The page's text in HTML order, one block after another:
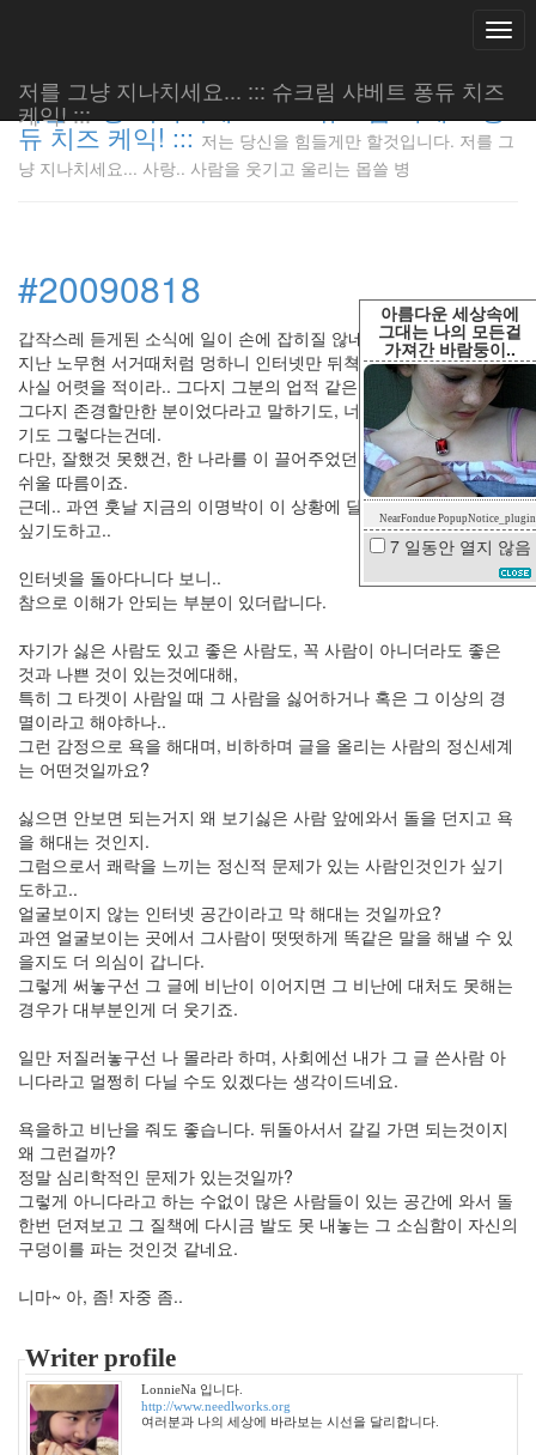
아름다운 세상속에
그대는 나의 모든걸
가져간 바람둥이..
NearFondue PopupNotice_plugin
7 일동안 열지 않음
저를 그냥 지나치세요... ::: 슈크림 샤베트 퐁듀 치즈
케익! :::
저를 그냥 지나치세요... ::: 슈크림 샤베트 퐁
듀 치즈 케익! ::: 저는 당신을 힘들게만 할것입니다. 저를 그
냥 지나치세요... 사랑.. 사람을 웃기고 울리는 몹쓸 병
#20090818
갑작스레 듣게된 소식에 일이 손에 잡히질 않네요.
지난 노무현 서거때처럼 멍하니 인터넷만 뒤쳑이고 있어요.
사실 어렷을 적이라.. 그다지 그분의 업적 같은건 잘 모릅니다.
그다지 존경할만한 분이었다라고 말하기도, 너무 안됐다라고 말하
기도 그렇다는건데.
다만, 잘했것 못했건, 한 나라를 이 끌어주었던 분이 떠났다는게 아
쉬울 따름이죠.
근데.. 과연 훗날 지금의 이명박이 이 상황에 달하면 기분은 어떨까
싶기도하고..
인터넷을 돌아다니다 보니..
참으로 이해가 안되는 부분이 있더랍니다.
자기가 싫은 사람도 있고 좋은 사람도, 꼭 사람이 아니더라도 좋은
것과 나쁜 것이 있는것에대해,
특히 그 타겟이 사람일 때 그 사람을 싫어하거나 혹은 그 이상의 경
멸이라고 해야하나..
그런 감정으로 욕을 해대며, 비하하며 글을 올리는 사람의 정신세계
는 어떤것일까요?
싫으면 안보면 되는거지 왜 보기싫은 사람 앞에와서 돌을 던지고 욕
을 해대는 것인지.
그럼으로서 쾌락을 느끼는 정신적 문제가 있는 사람인것인가 싶기
도하고..
얼굴보이지 않는 인터넷 공간이라고 막 해대는 것일까요?
과연 얼굴보이는 곳에서 그사람이 떳떳하게 똑같은 말을 해낼 수 있
을지도 더 의심이 갑니다.
그렇게 써놓구선 그 글에 비난이 이어지면 그 비난에 대처도 못해는
경우가 대부분인게 더 웃기죠.
일만 저질러놓구선 나 몰라라 하며, 사회에선 내가 그 글 쓴사람 아
니다라고 멀쩡히 다닐 수도 있겠다는 생각이드네요.
욕을하고 비난을 줘도 좋습니다. 뒤돌아서서 갈길 가면 되는것이지
왜 그런걸까?
정말 심리학적인 문제가 있는것일까?
그렇게 아니다라고 하는 수없이 많은 사람들이 있는 공간에 와서 돌
한번 던져보고 그 질책에 다시금 발도 못 내놓는 그 소심함이 자신의
구덩이를 파는 것인것 같네요.
니마~ 아, 좀! 자중 좀..
Writer profile
LonnieNa 입니다.
http://www.needlworks.org
여러분과 나의 세상에 바라보는 시선을 달리합니다.
저는 당신
을 힘들게
지나치세
요... 사
랑.. 사람
을 웃기고
울리는 몹
쓸 병
LonnieNa
Tag
Cloud
트
북
Gran
Torino
장
마
나
기
말
모
그
귀
찮
일
음
리
어
이
재
뇌
리